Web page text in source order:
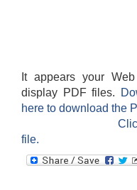
It appears your
display PDF files.
here to download the
file.